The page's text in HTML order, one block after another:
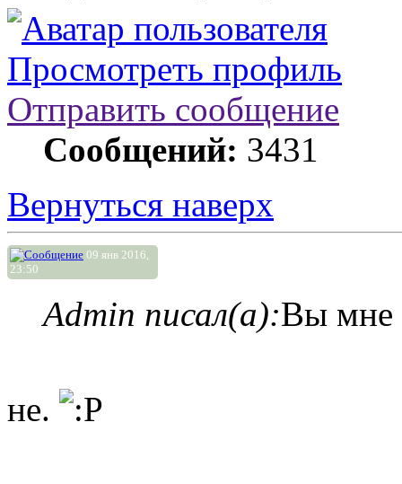
Просмотреть профиль
Отправить сообщение
Сообщений: 3431
Вернуться наверх
09 янв 2016,
23:50
Admin писал(а):Вы мне
не.